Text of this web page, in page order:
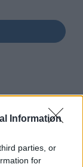
Information
parties, or
for